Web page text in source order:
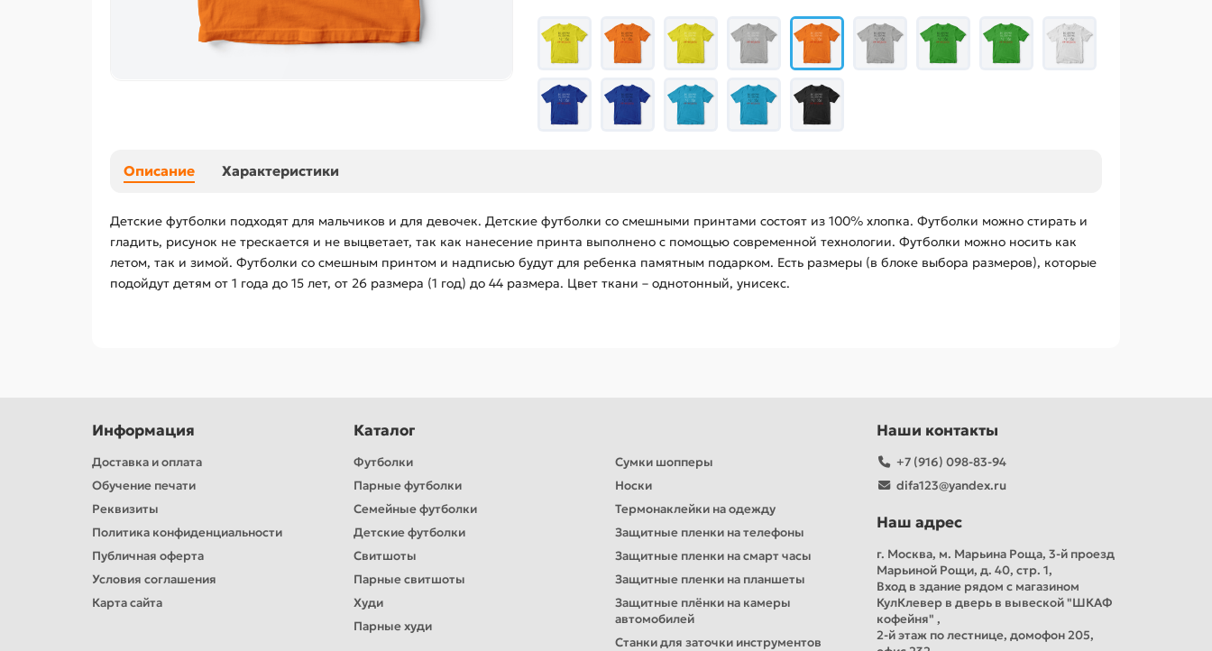
Описание Характеристики
Детские футболки подходят для мальчиков и для девочек. Детские футболки со смешными принтами состоят из 100% хлопка. Футболки можно стирать и
гладить, рисунок не трескается и не выцветает, так как нанесение принта выполнено с помощью современной технологии. Футболки можно носить как
летом, так и зимой. Футболки со смешным принтом и надписью будут для ребенка памятным подарком. Есть размеры (в блоке выбора размеров), которые
подойдут детям от 1 года до 15 лет, от 26 размера (1 год) до 44 размера. Цвет ткани – однотонный, унисекс.
Информация
Доставка и оплата
Обучение печати
Реквизиты
Политика конфиденциальности
Публичная оферта
Условия соглашения
Карта сайта
Каталог
Футболки
Парные футболки
Семейные футболки
Детские футболки
Свитшоты
Парные свитшоты
Худи
Парные худи
Сумки шопперы
Носки
Термонаклейки на одежду
Защитные пленки на телефоны
Защитные пленки на смарт часы
Защитные пленки на планшеты
Защитные плёнки на камеры
автомобилей
Станки для заточки инструментов
Наши контакты
+7 (916) 098-83-94
difa123@yandex.ru
Наш адрес
г. Москва, м. Марьина Роща, 3-й проезд
Марьиной Рощи, д. 40, стр. 1,
Вход в здание рядом с магазином
КулКлевер в дверь в вывеской "ШКАФ
кофейня" ,
2-й этаж по лестнице, домофон 205,